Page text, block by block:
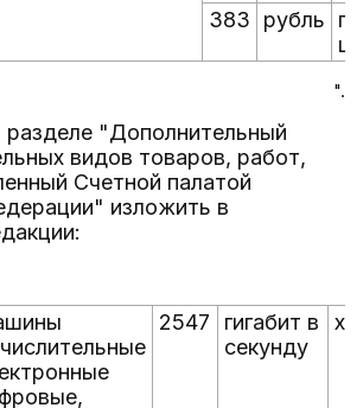
383
рубль
".
"Дополнительный
видов товаров, работ,
Счетной палатой
изложить в
2547
гигабит в
секунду
x